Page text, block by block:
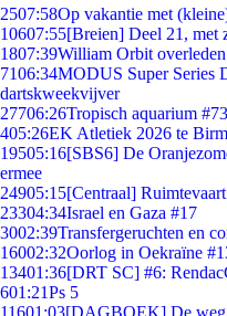
2507:58Op vakantie met
10607:55[Breien] Deel 21, met
1807:39William Orbit overleden
7106:34MODUS Super Series
dartskweekvijver
27706:26Tropisch aquarium
405:26EK Atletiek 2026 te
19505:16[SBS6] De
ermee
24905:15[Centraal]
23304:34Israel en Gaza #17
3002:39Transfergeruchten en
16002:32Oorlog in Oekraïne
13401:36[DRT SC] #6:
601:21Ps 5
11601:03[DAGBOEK] De weg